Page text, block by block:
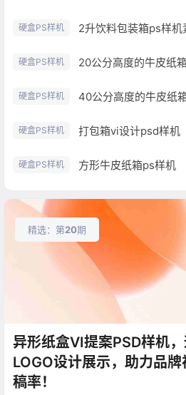
硬盒PS样机 2升饮料包装箱ps样机
硬盒PS样机 20公分高度的牛皮纸
硬盒PS样机 40公分高度的牛皮纸
硬盒PS样机 打包箱vi设计psd样机
硬盒PS样机 方形牛皮纸箱ps样机
精选：第20期
异形纸盒VI提案PSD样机
LOGO设计展示，助力品
稿率！